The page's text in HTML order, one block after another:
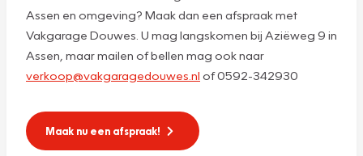
Assen en omgeving? Maak dan een afspraak met
Vakgarage Douwes. U mag langskomen bij Aziëweg 9 in
Assen, maar mailen of bellen mag ook naar
verkoop@vakgaragedouwes.nl of 0592-342930
Maak nu een afspraak!